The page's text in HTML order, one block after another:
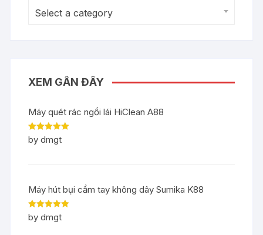
Select a category
XEM GẦN ĐÂY
Máy quét rác ngồi lái HiClean A88
Rated5out
of 5
by dmgt
Máy hút bụi cầm tay không dây Sumika K88
Rated5out
of 5
by dmgt